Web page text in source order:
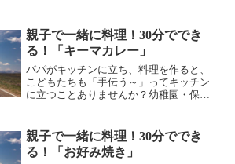
祖「家系」があったりと、ラーメンの話
題には事欠けないのが神奈川...
親子で一緒に料理！30分ででき
る！「キーマカレー」
パパがキッチンに立ち、料理を作ると、
こどもたちも「手伝う～」ってキッチン
に立つことありませんか？幼稚園・保育
す。そら一家でもそれは変わりません。
むしろその瞬間を逃さず、「...
親子で一緒に料理！30分ででき
る！「お好み焼き」